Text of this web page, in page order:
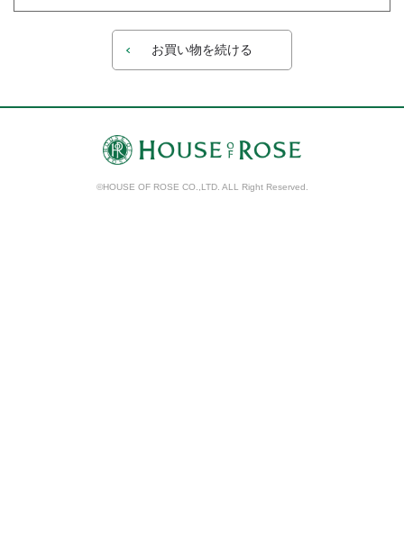
お買い物を続ける
©HOUSE OF ROSE CO.,LTD. ALL Right Reserved.